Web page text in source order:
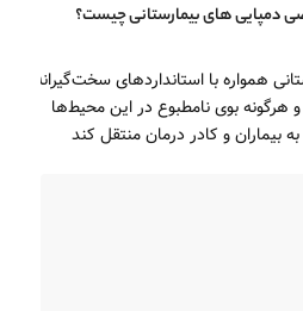
دمپایی های بیمارستانی چیست؟
همواره با استانداردهای سخت‌گیرانه
بوی نامطبوع در این محیط‌ها
بیماران و کادر درمان منتقل کند